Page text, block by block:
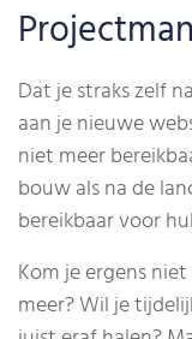
Dat je straks zelf
aan je nieuwe
niet meer
bouw als na de
bereikbaar voor
Kom je ergens
meer? Wil je